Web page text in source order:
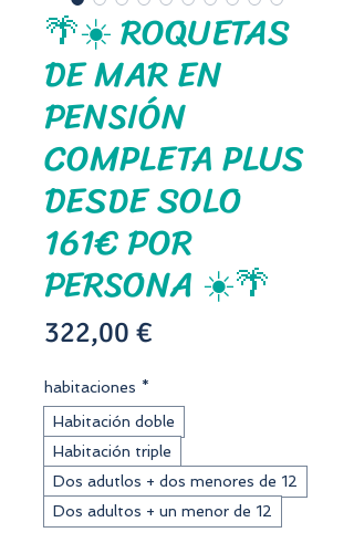
🌴☀️ ROQUETAS
DE MAR EN
PENSIÓN
COMPLETA PLUS
DESDE SOLO
161€ POR
PERSONA ☀️🌴
322,00 €
habitaciones *
Habitación doble
Habitación triple
Dos adutlos + dos menores de 12
Dos adultos + un menor de 12